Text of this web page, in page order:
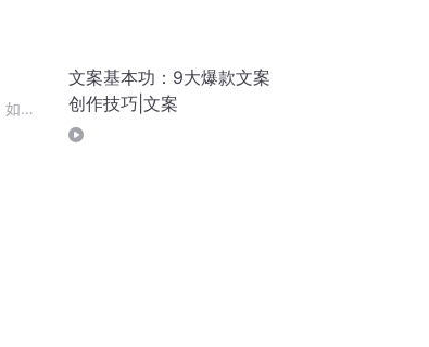
何
文案基本功：9大爆款文案
创作技巧|文案